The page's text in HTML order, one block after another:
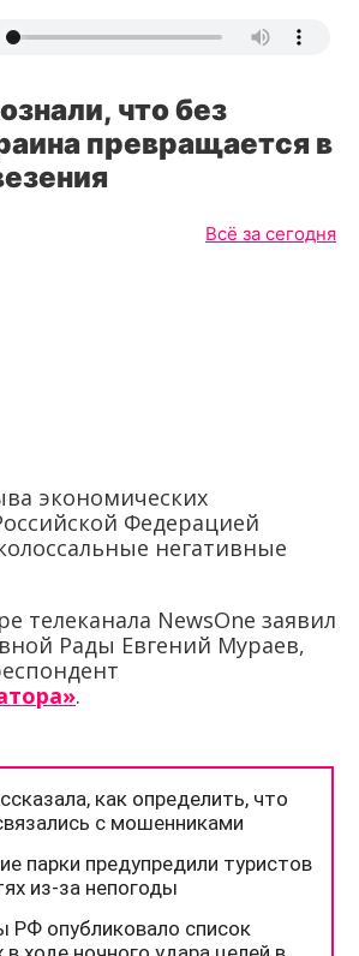
что без
превращается в
Всё за сегодня
экономических
Федерацией
негативные
телеканала NewsOne заявил
Рады Евгений Мураев,
.